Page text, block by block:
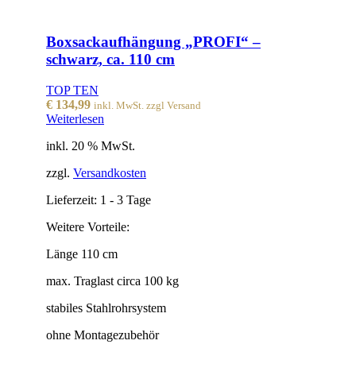
Boxsackaufhängung „PROFI“ –
schwarz, ca. 110 cm
TOP TEN
€ 134,99 inkl. MwSt. zzgl Versand
Weiterlesen
inkl. 20 % MwSt.
zzgl. Versandkosten
Lieferzeit: 1 - 3 Tage
Weitere Vorteile:
Länge 110 cm
max. Traglast circa 100 kg
stabiles Stahlrohrsystem
ohne Montagezubehör